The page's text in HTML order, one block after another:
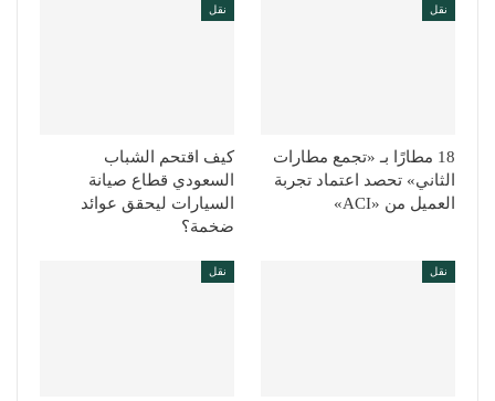
نقل
18 مطارًا بـ «تجمع مطارات
الثاني» تحصد اعتماد تجربة
العميل من «ACI»
نقل
كيف اقتحم الشباب
السعودي قطاع صيانة
السيارات ليحقق عوائد
ضخمة؟
نقل نقل